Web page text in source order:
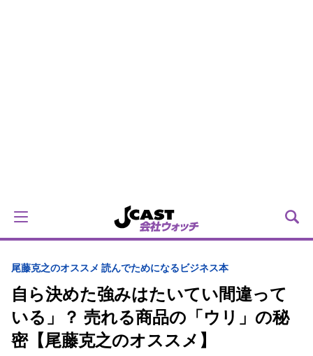
尾藤克之のオススメ 読んでためになるビジネス本
自ら決めた強みはたいてい間違って
いる」？ 売れる商品の「ウリ」の秘
密【尾藤克之のオススメ】